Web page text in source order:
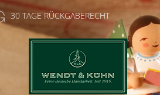
30 TAGE RÜCKGABERECHT